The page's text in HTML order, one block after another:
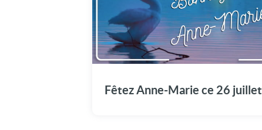
Fêtez Anne-Marie ce 26 juillet
Offrez à Anne-Marie cette vidéo émotion